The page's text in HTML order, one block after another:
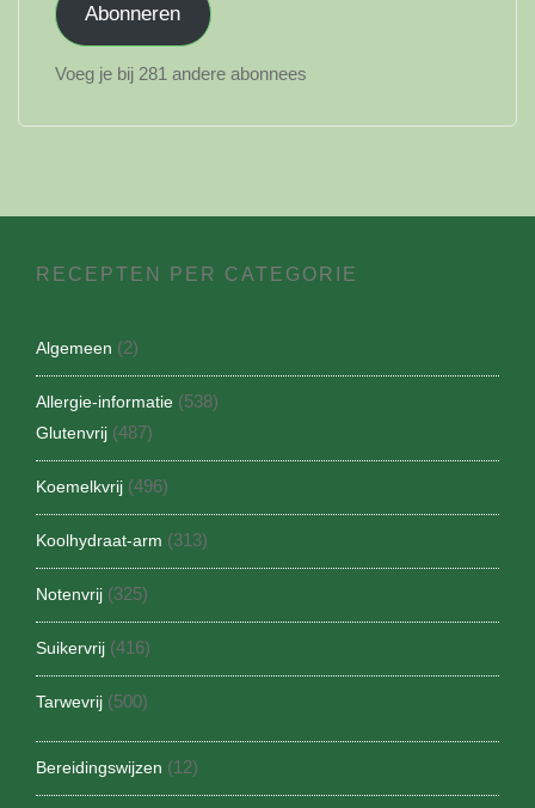
Abonneren
Voeg je bij 281 andere abonnees
RECEPTEN PER CATEGORIE
Algemeen (2)
Allergie-informatie (538)
Glutenvrij (487)
Koemelkvrij (496)
Koolhydraat-arm (313)
Notenvrij (325)
Suikervrij (416)
Tarwevrij (500)
Bereidingswijzen (12)